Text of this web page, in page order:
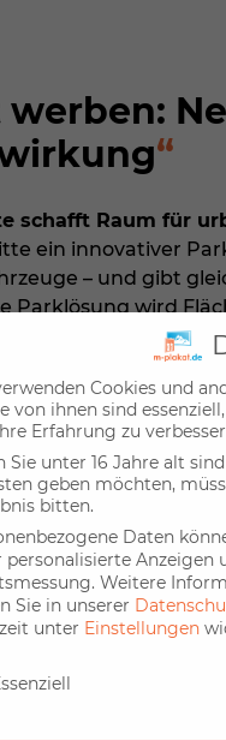
schafft Raum für
ein innovativer
– und gibt
Parklösung wird
werden. Die
zu
große Fläche
Projekts, das
an Hoffmann City
Cookies und
von ihnen sind
Erfahrung zu
Sie unter 16 Jahre alt
geben möchten,
bitten.
Daten
personalisierte Anzeigen
Weitere
Sie in unserer
unter Einstellungen